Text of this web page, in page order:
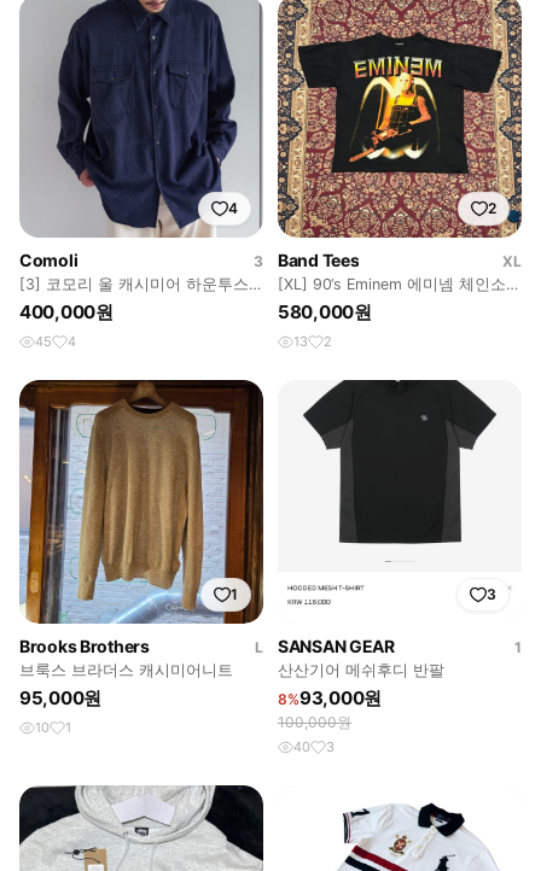
4
Comoli
3
[3] 코모리 울 캐시미어 하운투스
CPO 자켓
400,000원
45 4
2
Band Tees
XL
[XL] 90‘s Eminem 에미넴 체인소
부틀랙 랩티셔츠
580,000원
13 2
1
Brooks Brothers
L
브룩스 브라더스 캐시미어니트
95,000원
10 1
3
SANSAN GEAR
1
산산기어 메쉬후디 반팔
8%93,000원
100,000원
40 3